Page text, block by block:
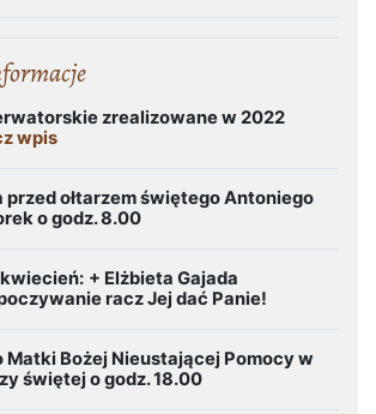
zrealizowane w 2022
wpis
przed ołtarzem świętego Antoniego
o godz. 8.00
+ Elżbieta Gajada
racz Jej dać Panie!
Matki Bożej Nieustającej Pomocy w
świętej o godz. 18.00